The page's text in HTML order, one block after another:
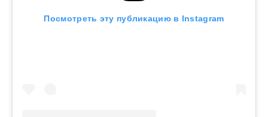
Посмотреть эту публикацию в Instagram